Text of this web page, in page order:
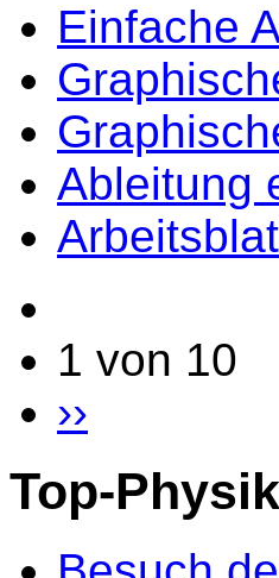
Einfache
Ableitung
1 von 10
››
Top-Physik